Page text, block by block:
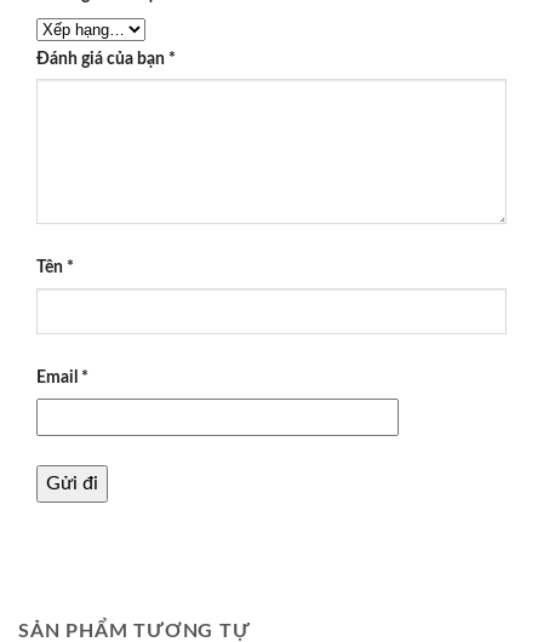
Đánh giá của bạn *
Tên *
Email *
SẢN PHẨM TƯƠNG TỰ